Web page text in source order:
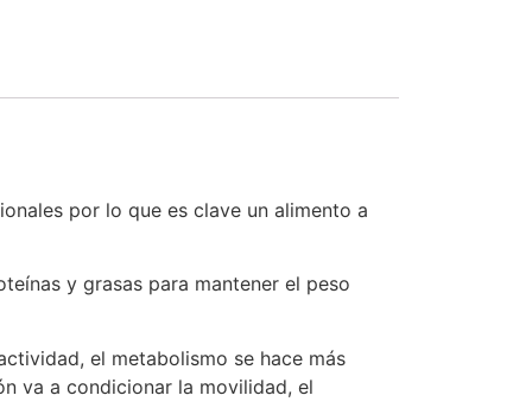
por lo que es clave un alimento a
y grasas para mantener el peso
el metabolismo se hace más
va a condicionar la movilidad, el